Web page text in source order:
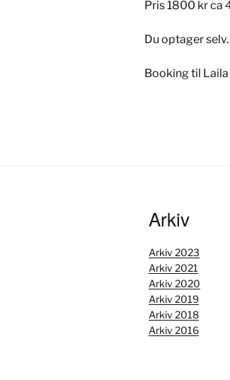
Pris 1800 kr ca
Du optager
Booking til
Arkiv
Arkiv 2023
Arkiv 2021
Arkiv 2020
Arkiv 2019
Arkiv 2018
Arkiv 2016